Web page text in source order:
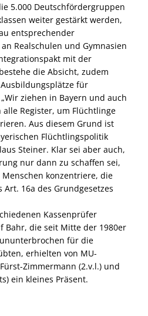
5.000 Deutschfördergruppen
weiter gestärkt werden,
entsprechender
Realschulen und Gymnasien
mit der
die Absicht, zudem
für
ziehen in Bayern und auch
Register, um Flüchtlinge
Aus diesem Grund ist
Flüchtlingspolitik
Steiner. Klar sei aber auch,
nur dann zu schaffen sei,
konzentriere, die
16a des Grundgesetzes
Kassenprüfer
Bahr, die seit Mitte der 1980er
für die
erhielten von MU-
Zimmermann (2.v.l.) und
ein kleines Präsent.